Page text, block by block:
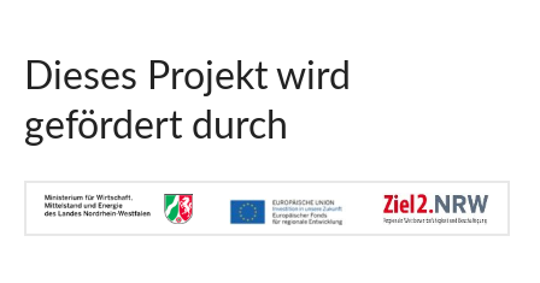
Dieses Projekt wird
gefördert durch